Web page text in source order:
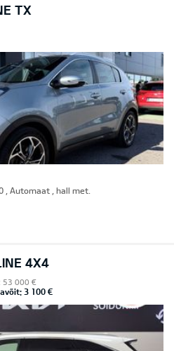
TX
, Automaat , hall met.
4X4
53 000 €
3 100 €